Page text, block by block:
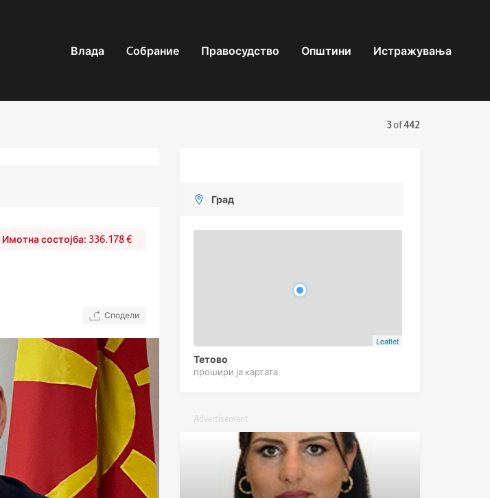
Влада Cобрание Правосудство Општини Истражувања
3of442
336.178€
Сподели
Град
Leaflet
Тетово
прошири ја картата
Advertisement